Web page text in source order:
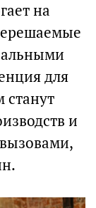
на
для
станут
и